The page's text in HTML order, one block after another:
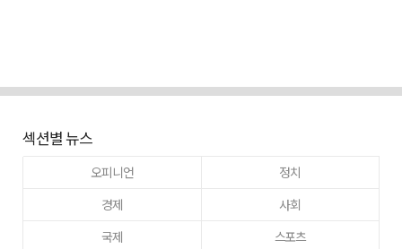
섹션별 뉴스
오피니언
정치
경제
사회
국제
스포츠